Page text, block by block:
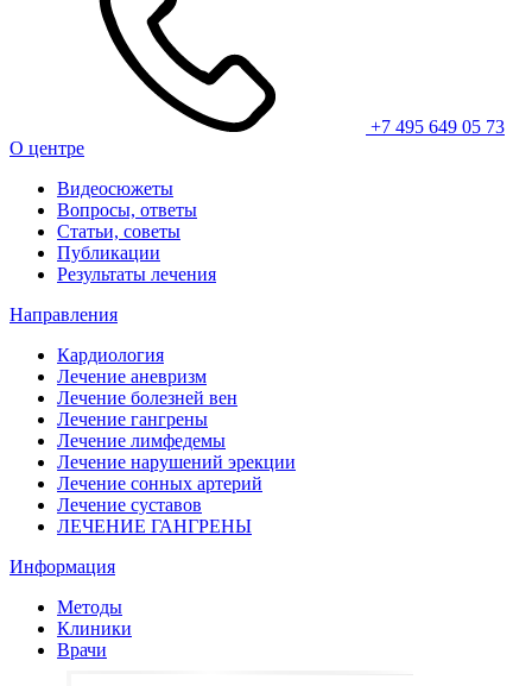
+7 495 649 05 73
О центре
Видеосюжеты
Вопросы, ответы
Статьи, советы
Публикации
Результаты лечения
Направления
Кардиология
Лечение аневризм
Лечение болезней вен
Лечение гангрены
Лечение лимфедемы
Лечение нарушений эрекции
Лечение сонных артерий
Лечение суставов
ЛЕЧЕНИЕ ГАНГРЕНЫ
Информация
Методы
Клиники
Врачи